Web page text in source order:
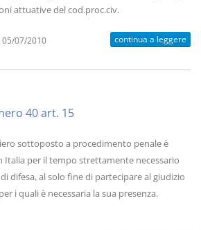
attuative del cod.proc.civ.
05/07/2010 continua a leggere
40 art. 15
sottoposto a procedimento penale è
Italia per il tempo strettamente necessario
difesa, al solo fine di partecipare al giudizio
i quali è necessaria la sua presenza.